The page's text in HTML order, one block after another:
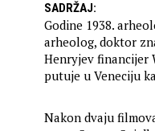
SADRŽAJ:
Godine 1938.
arheolog, doktor
Henryjev financijer
putuje u Veneciju
Nakon dvaju